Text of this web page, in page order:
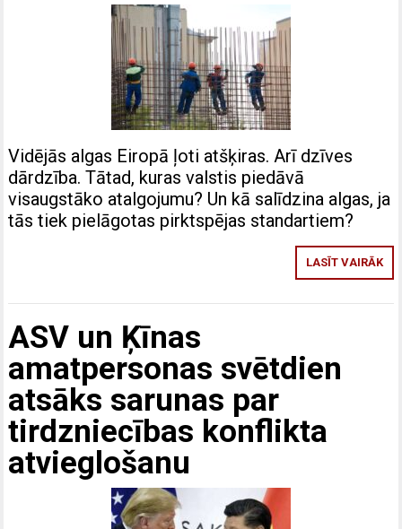
Vidējās algas Eiropā ļoti atšķiras. Arī dzīves
dārdzība. Tātad, kuras valstis piedāvā
visaugstāko atalgojumu? Un kā salīdzina algas, ja
tās tiek pielāgotas pirktspējas standartiem?
LASĪT VAIRĀK
ASV un Ķīnas
amatpersonas svētdien
atsāks sarunas par
tirdzniecības konflikta
atvieglošanu